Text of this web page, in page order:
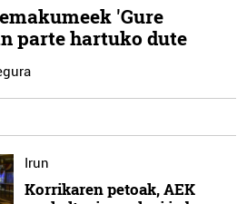
'Gure
parte hartuko dute
Irun
Korrikaren petoak, AEK